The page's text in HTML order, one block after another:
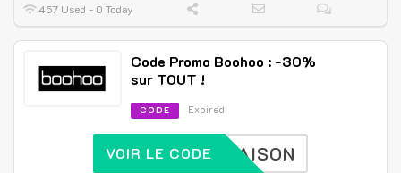
457 Used - 0 Today
Code Promo Boohoo : -30%
sur TOUT !
CODE Expired
IVRAISON
VOIR LE CODE